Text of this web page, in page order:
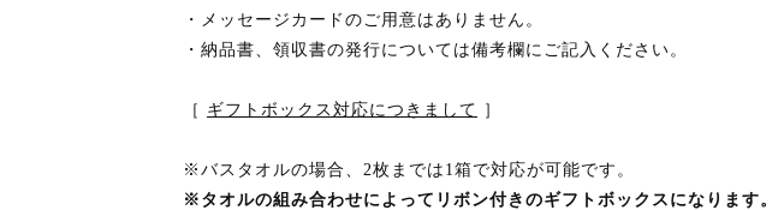
・メッセージカードのご用意はありません。
・納品書、領収書の発行については備考欄にご記入ください。
［ ギフトボックス対応につきまして ］
※バスタオルの場合、2枚までは1箱で対応が可能です。
※タオルの組み合わせによってリボン付きのギフトボックスになります。